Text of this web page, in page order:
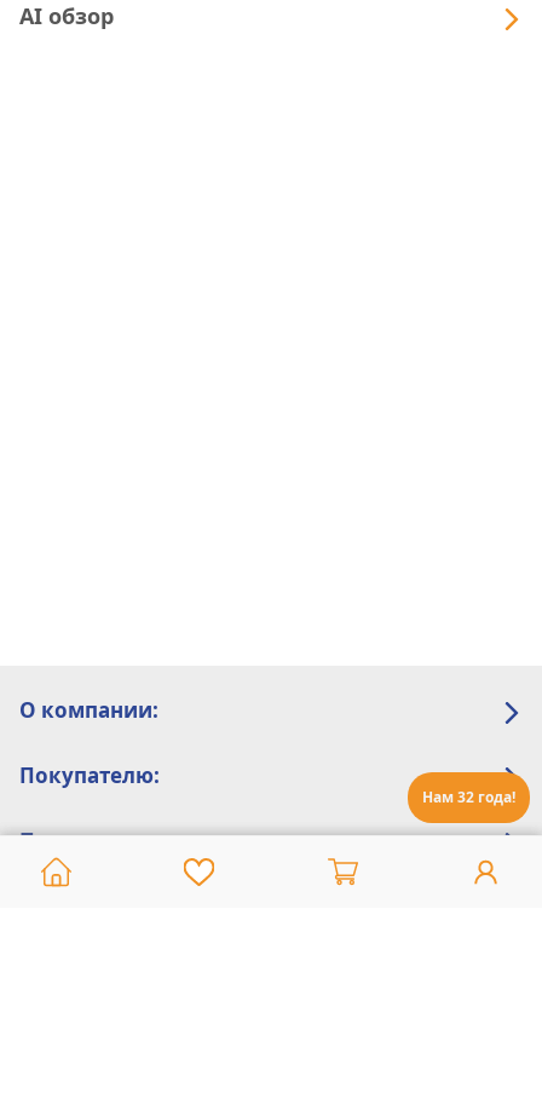
Нам 32 года!
AI обзор
О компании:
Покупателю:
Помощь: